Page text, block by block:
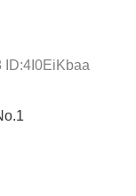
ID:4I0EiKbaa